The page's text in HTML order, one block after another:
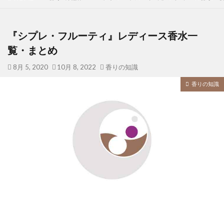
『シプレ・フルーティ』レディース香水一
覧・まとめ
8月 5, 2020 10月 8, 2022 香りの知識
香りの知識